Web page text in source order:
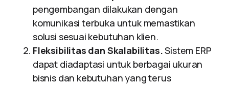
pengembangan dilakukan dengan
komunikasi terbuka untuk memastikan
solusi sesuai kebutuhan klien.
Fleksibilitas dan Skalabilitas.Sistem ERP
dapat diadaptasi untuk berbagai ukuran
bisnis dan kebutuhan yang terus